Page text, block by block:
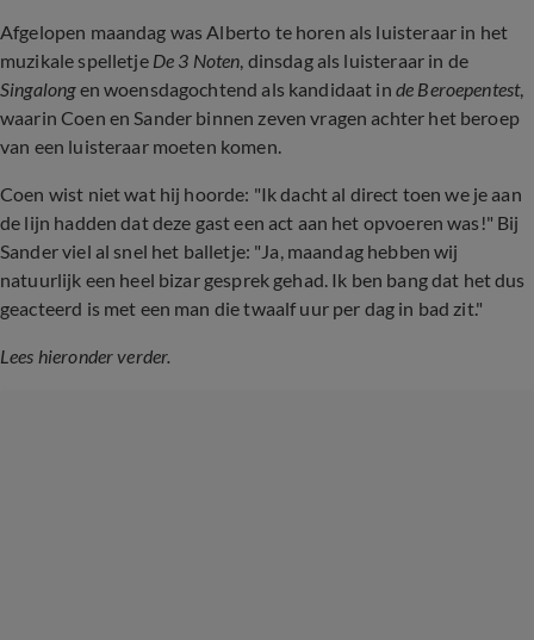
Afgelopen maandag was Alberto te horen als luisteraar in het
muzikale spelletje De 3 Noten, dinsdag als luisteraar in de
Singalongen woensdagochtend als kandidaat in de Beroepentest,
waarin Coen en Sander binnen zeven vragen achter het beroep
van een luisteraar moeten komen.
Coen wist niet wat hij hoorde: "Ik dacht al direct toen we je aan
de lijn hadden dat deze gast een act aan het opvoeren was!" Bij
Sander viel al snel het balletje: "Ja, maandag hebben wij
natuurlijk een heel bizar gesprek gehad. Ik ben bang dat het dus
geacteerd is met een man die twaalf uur per dag in bad zit."
Lees hieronder verder.